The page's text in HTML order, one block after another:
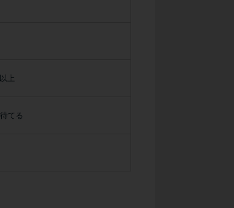
すめしない理由
ーンと比較
上
てる